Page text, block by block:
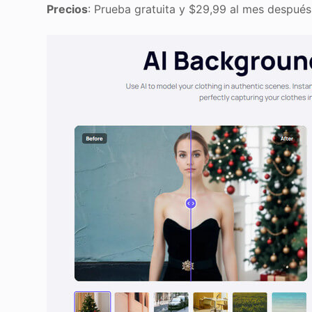
Precios: Prueba gratuita y $29,99 al mes